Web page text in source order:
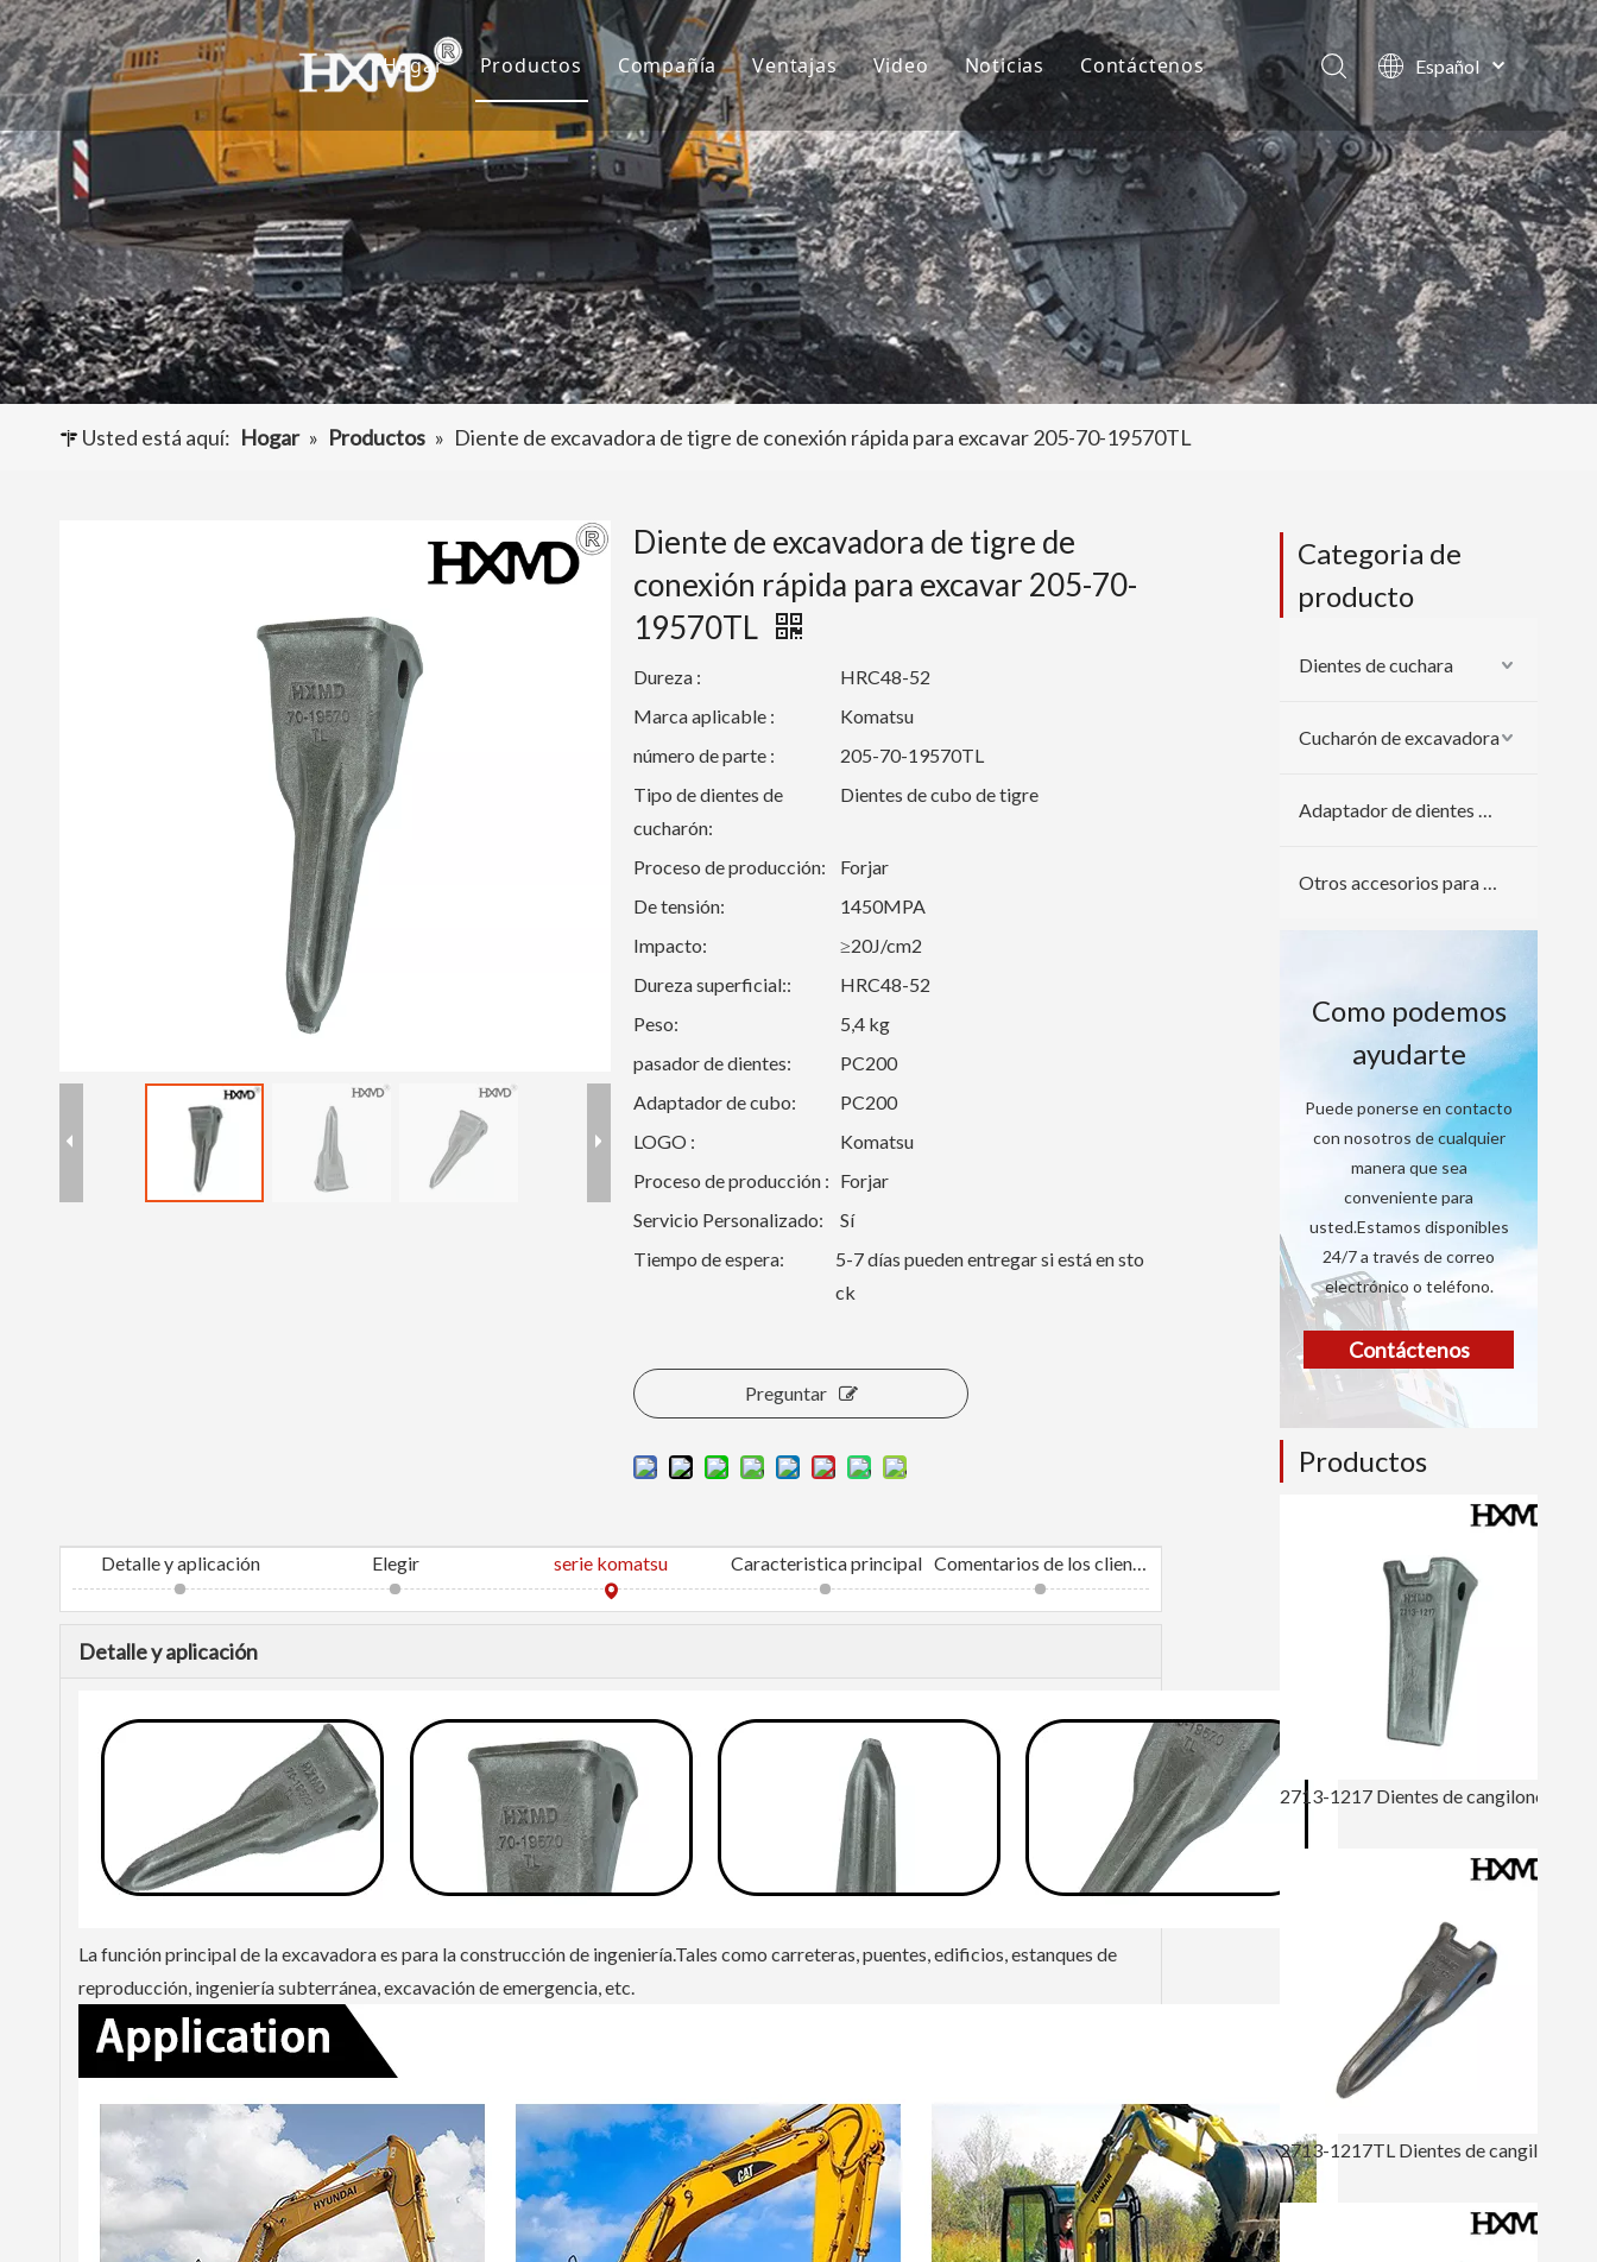
Hogar Productos
Dientes de cubo
Cubo de excavadora
Adaptador de dientes de cubo
Otros accesorios para excavadoras
Compañía
Sobre nosotros
Cultura
Preguntas más frecuentes
Ventajas
I+D
Producción
Servicio
Video Noticias
Noticias de la compañía
Proyectos
Contáctenos
Español
English
العربية
Français
Pусский
Português
Usted está aquí: Hogar » Productos » Diente de excavadora de tigre de conexión rápida para excavar 205-70-19570TL
Diente de excavadora de tigre de
conexión rápida para excavar 205-70-
19570TL
Dureza :
HRC48-52
Marca aplicable :
Komatsu
número de parte :
205-70-19570TL
Tipo de dientes de
cucharón:
Dientes de cubo de tigre
Proceso de producción:
Forjar
De tensión:
1450MPA
Impacto:
≥20J/cm2
Dureza superficial::
HRC48-52
Peso:
5,4 kg
pasador de dientes:
PC200
Adaptador de cubo:
PC200
LOGO :
Komatsu
Proceso de producción : Forjar
Servicio Personalizado:
Sí
Tiempo de espera:
5-7 días pueden entregar si está en sto
ck
Preguntar
Detalle y aplicación Elegir serie komatsu Caracteristica principal Comentarios de los clientes
Detalle y aplicación
La función principal de la excavadora es para la construcción de ingeniería.Tales como carreteras, puentes, edificios, estanques de
reproducción, ingeniería subterránea, excavación de emergencia, etc.
Categoria de
producto
Dientes de cuchara
Cucharón de excavadora
Adaptador de dientes de cuchara
Otros accesorios para excavadoras
Como podemos
ayudarte
Puede ponerse en contacto
con nosotros de cualquier
manera que sea
conveniente para
usted.Estamos disponibles
24/7 a través de correo
electrónico o teléfono.
Contáctenos
Productos